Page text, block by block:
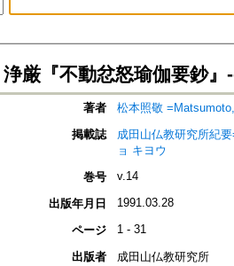
浄厳『不動忿怒瑜伽要鈔』
著者
松本照敬
掲載誌
成田山仏教研究所紀
ョ キヨウ
巻号
v.14
出版年月日 1991.03.28
ページ 1 - 31
出版者
成田山仏教研究所